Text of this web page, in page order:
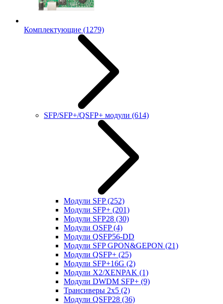
Комплектующие (1279)
SFP/SFP+/QSFP+ модули (614)
Модули SFP(252)
Модули SFP+ (201)
Модули SFP28 (30)
Модули OSFP(4)
Модули QSFP56-DD
Модули SFP GPON&GEPON (21)
Модули QSFP+ (25)
Модули SFP+16G (2)
Модули X2/XENPAK (1)
Модули DWDM SFP+ (9)
Трансиверы 2x5 (2)
Модули QSFP28 (36)